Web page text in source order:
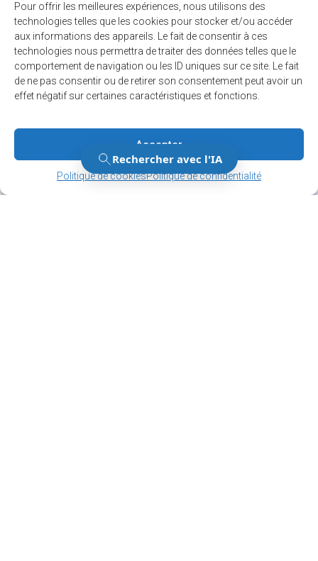
Pour offrir les meilleures expériences, nous utilisons des
technologies telles que les cookies pour stocker et/ou accéder
aux informations des appareils. Le fait de consentir à ces
technologies nous permettra de traiter des données telles que le
comportement de navigation ou les ID uniques sur ce site. Le fait
de ne pas consentir ou de retirer son consentement peut avoir un
effet négatif sur certaines caractéristiques et fonctions.
Accepter
Politique de cookiesPolitique de confidentialité
Gérer le consentement
Gérer le consentement